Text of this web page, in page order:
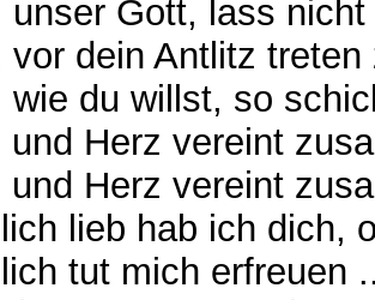
unser Gott, lass
vor dein Antlitz
wie du willst, so
und Herz vereint
und Herz vereint
lieb hab ich dich,
tut mich